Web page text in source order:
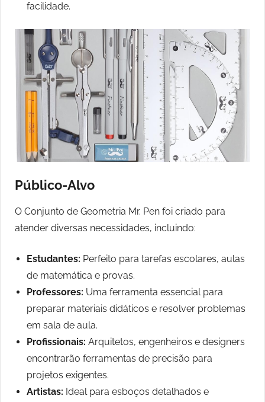
facilidade.
Público-Alvo
O Conjunto de Geometria Mr. Pen foi criado para
atender diversas necessidades, incluindo:
Estudantes: Perfeito para tarefas escolares, aulas
de matemática e provas.
Professores: Uma ferramenta essencial para
preparar materiais didáticos e resolver problemas
em sala de aula.
Profissionais: Arquitetos, engenheiros e designers
encontrarão ferramentas de precisão para
projetos exigentes.
Artistas: Ideal para esboços detalhados e